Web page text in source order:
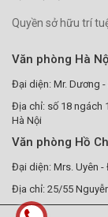
Quyền sở hữu trí
Văn phòng Hà
Đại diện: Mr. Dương
Địa chỉ: số 18 ngách
Hà Nội
Văn phòng Hồ
Đại diện: Mrs. Uyên -
Địa chỉ: 25/55